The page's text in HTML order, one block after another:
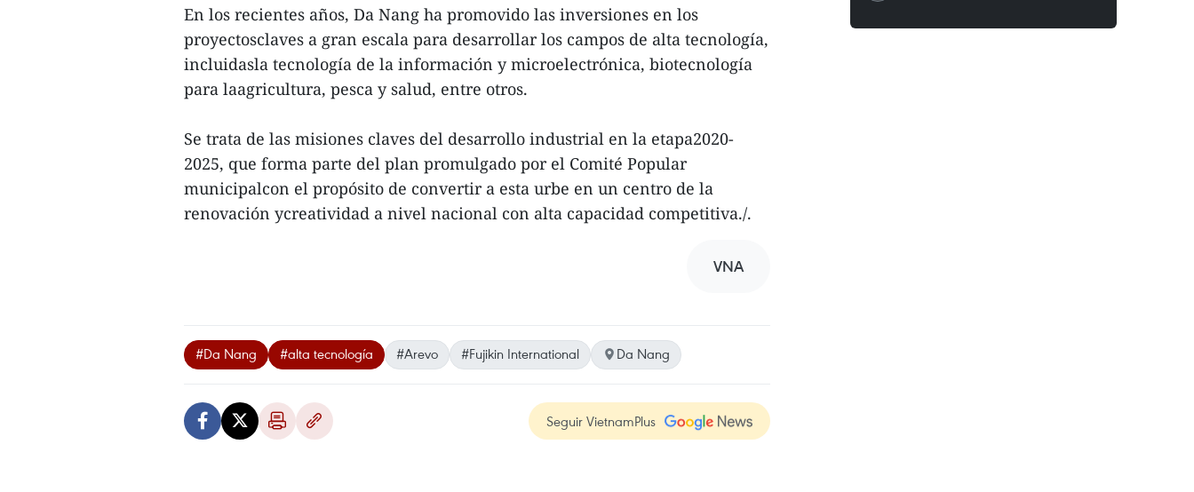
En los recientes años, Da Nang ha promovido las inversiones en los
proyectosclaves a gran escala para desarrollar los campos de alta tecnología,
incluidasla tecnología de la información y microelectrónica, biotecnología
para laagricultura, pesca y salud, entre otros.
Se trata de las misiones claves del desarrollo industrial en la etapa2020-
2025, que forma parte del plan promulgado por el Comité Popular
municipalcon el propósito de convertir a esta urbe en un centro de la
renovación ycreatividad a nivel nacional con alta capacidad competitiva./.
VNA
#Da Nang #alta tecnología #Arevo #Fujikin International Da Nang
Seguir VietnamPlus